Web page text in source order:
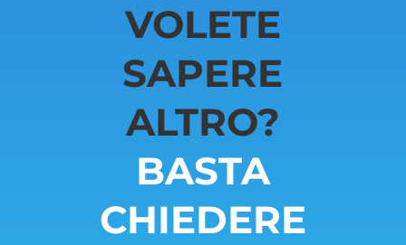
VOLETE
SAPERE
ALTRO?
BASTA
CHIEDERE